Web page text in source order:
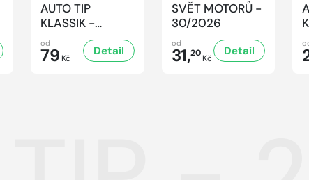
AUTO TIP
KLASSIK -
7/2026
od
79 Kč
Detail
SVĚT MOTORŮ -
30/2026
od
31,20Kč
Detail